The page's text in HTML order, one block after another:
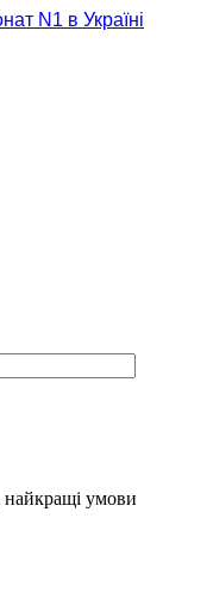
найкращі умови